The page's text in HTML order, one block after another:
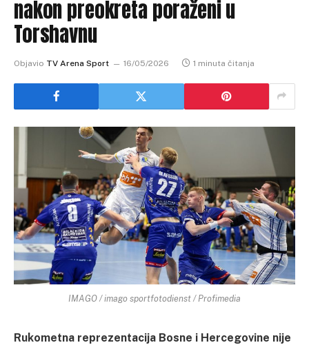
nakon preokreta poraženi u
Torshavnu
Objavio TV Arena Sport 16/05/2026 1 minuta čitanja
IMAGO / imago sportfotodienst / Profimedia
Rukometna reprezentacija Bosne i Hercegovine nije